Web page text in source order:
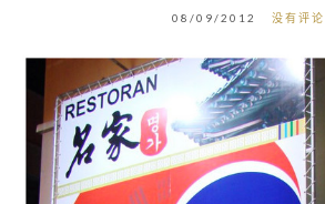
08/09/2012 没有评论